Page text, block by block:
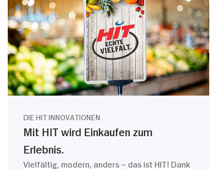
DIE HIT INNOVATIONEN
Mit HIT wird Einkaufen zum
Erlebnis.
Vielfältig, modern, anders – das ist HIT! Dank